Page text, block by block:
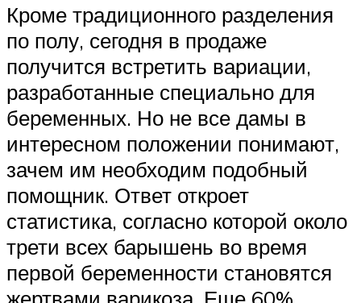
Кроме традиционного разделения
по полу, сегодня в продаже
получится встретить вариации,
разработанные специально для
беременных. Но не все дамы в
интересном положении понимают,
зачем им необходим подобный
помощник. Ответ откроет
статистика, согласно которой около
трети всех барышень во время
первой беременности становятся